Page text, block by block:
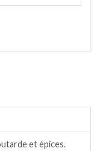
et épices.